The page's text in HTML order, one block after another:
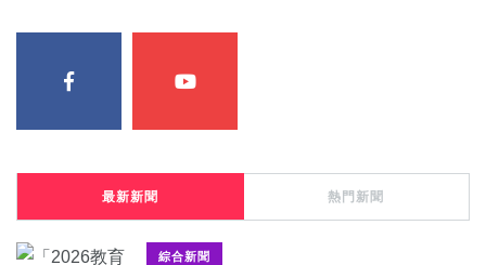
最新新聞 熱門新聞
綜合新聞